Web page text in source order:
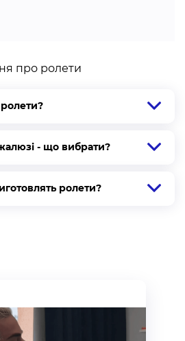
про ролети
- що вибрати?
ролети?